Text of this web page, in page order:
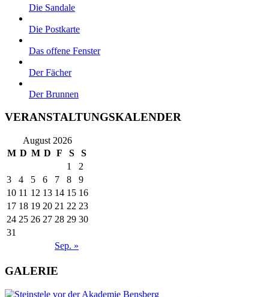
Die Sandale
Die Postkarte
Das offene Fenster
Der Fächer
Der Brunnen
VERANSTALTUNGSKALENDER
August 2026
M D M D F S S
Sep. »
1
2
3
4 5 6 7 8
9
10 11 12 13 14 15 16
17 18 19 20 21 22 23
24 25 26 27 28 29 30
31
GALERIE